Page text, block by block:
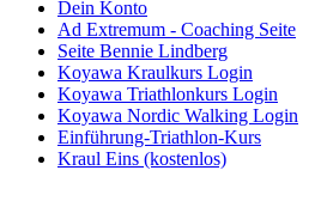
Dein Konto
Ad Extremum - Coaching Seite
Seite Bennie Lindberg
Koyawa Kraulkurs Login
Koyawa Triathlonkurs Login
Koyawa Nordic Walking Login
Einführung-Triathlon-Kurs
Kraul Eins (kostenlos)